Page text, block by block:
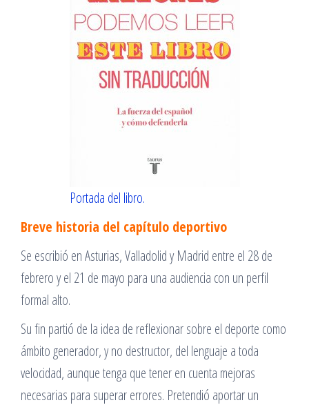
Portada del libro.
Breve historia del capítulo deportivo
Se escribió en Asturias, Valladolid y Madrid entre el 28 de
febrero y el 21 de mayo para una audiencia con un perfil
formal alto.
Su fin partió de la idea de reflexionar sobre el deporte como
ámbito generador, y no destructor, del lenguaje a toda
velocidad, aunque tenga que tener en cuenta mejoras
necesarias para superar errores. Pretendió aportar un